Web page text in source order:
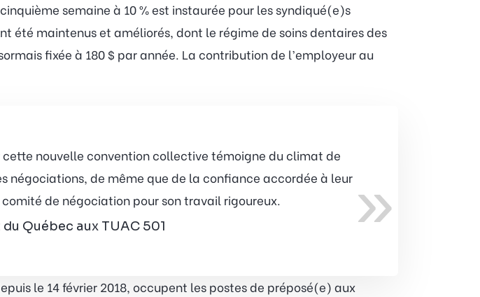
semaine à 10 % est instaurée pour les syndiqué(e)s
été maintenus et améliorés, dont le régime de soins dentaires des
fixée à 180 $ par année. La contribution de l’employeur au
»
cette nouvelle convention collective témoigne du climat de
négociations, de même que de la confiance accordée à leur
de négociation pour son travail rigoureux.
Québec aux TUAC 501
le 14 février 2018, occupent les postes de préposé(e) aux